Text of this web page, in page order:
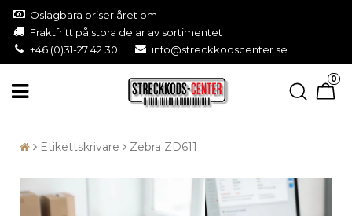
Oslagbara priser året om
Fraktfritt på stora delar av sortimentet
+46 (0)31-27 42 30
info@streckkodscenter.se
0
Etikettskrivare Zebra ZD611